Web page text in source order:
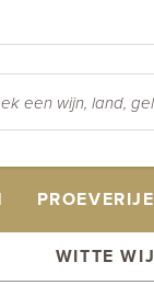
WITTE